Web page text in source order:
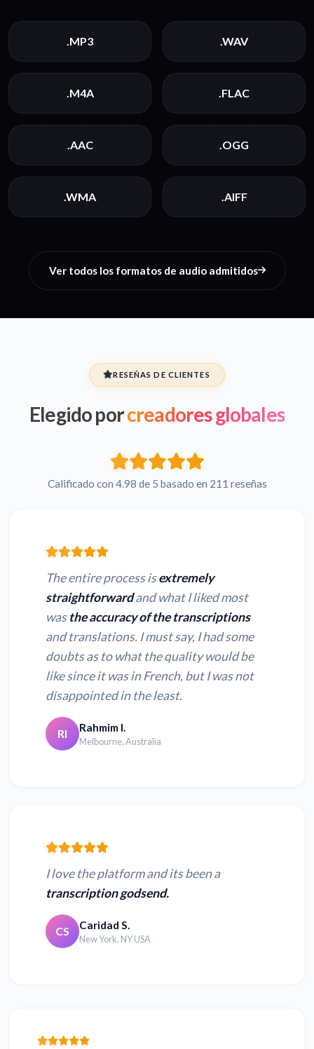
.MP3 .WAV
.M4A .FLAC
.AAC .OGG
.WMA .AIFF
Ver todos los formatos de audio admitidos
RESEÑAS DE CLIENTES
Elegido porcreadores globales
Calificado con 4.98 de 5 basado en 211 reseñas
The entire process isextremely
straightforwardand what I liked most
wasthe accuracy of the transcriptions
and translations. I must say, I had some
doubts as to what the quality would be
like since it was in French, but I was not
disappointed in the least.
RI Rahmim I.
Melbourne, Australia
I love the platform and its been a
transcription godsend.
CS Caridad S.
New York, NY USA